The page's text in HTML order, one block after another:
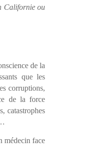
Californie ou
de la
que les
corruptions,
de la force
catastrophes
médecin face